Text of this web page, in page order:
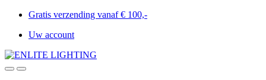
Gratis verzending vanaf € 100,-
Uw account